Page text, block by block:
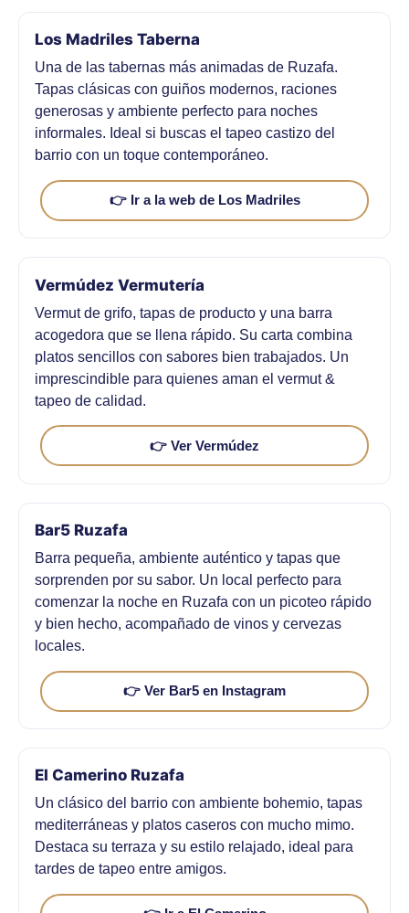
Los Madriles Taberna
Una de las tabernas más animadas de Ruzafa.
Tapas clásicas con guiños modernos, raciones
generosas y ambiente perfecto para noches
informales. Ideal si buscas el tapeo castizo del
barrio con un toque contemporáneo.
👉 Ir a la web de Los Madriles
Vermúdez Vermutería
Vermut de grifo, tapas de producto y una barra
acogedora que se llena rápido. Su carta combina
platos sencillos con sabores bien trabajados. Un
imprescindible para quienes aman el vermut &
tapeo de calidad.
👉 Ver Vermúdez
Bar5 Ruzafa
Barra pequeña, ambiente auténtico y tapas que
sorprenden por su sabor. Un local perfecto para
comenzar la noche en Ruzafa con un picoteo rápido
y bien hecho, acompañado de vinos y cervezas
locales.
👉 Ver Bar5 en Instagram
El Camerino Ruzafa
Un clásico del barrio con ambiente bohemio, tapas
mediterráneas y platos caseros con mucho mimo.
Destaca su terraza y su estilo relajado, ideal para
tardes de tapeo entre amigos.